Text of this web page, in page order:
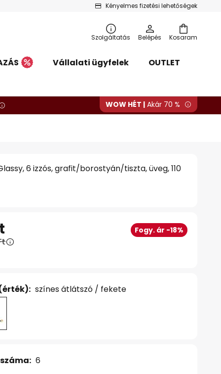
Kényelmes fizetési lehetőségek
Kosaram
Szolgáltatás Belépés
Vállalati ügyfelek OUTLET
WOW HÉT | Akár 70 %
6 izzós, grafit/borostyán/tiszta, üveg, 110
Fogy. ár -18%
színes átlátszó / fekete
6